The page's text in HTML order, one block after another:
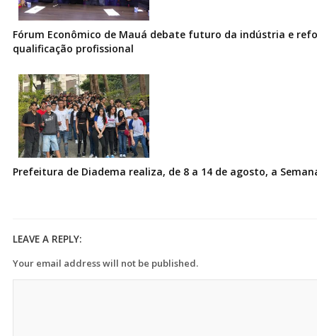
Fórum Econômico de Mauá debate futuro da indústria e
qualificação profissional
Prefeitura de Diadema realiza, de 8 a 14 de agosto, a
LEAVE A REPLY:
Your email address will not be published.